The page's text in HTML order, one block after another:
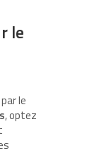
le
le
, optez